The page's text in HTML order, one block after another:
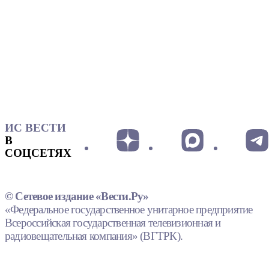
ИС ВЕСТИ
В
СОЦСЕТЯХ
© Сетевое издание «Вести.Ру»
«Федеральное государственное унитарное предприятие
Всероссийская государственная телевизионная и
радиовещательная компания» (ВГТРК).